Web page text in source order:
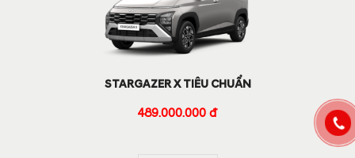
STARGAZER X TIÊU CHUẨN
489.000.000 đ